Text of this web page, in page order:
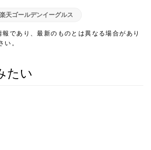
天ゴールデンイーグルス
であり、最新のものとは異なる場合があり
い。
たい